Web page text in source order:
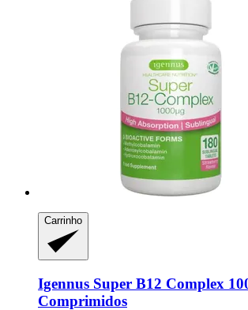
Carrinho
Igennus Super B12 Complex
Comprimidos